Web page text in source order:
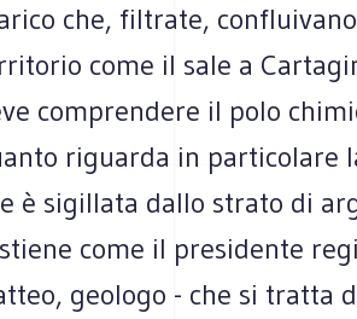
che, filtrate,
come il sale a
comprendere il polo
riguarda in particolare
è sigillata dallo strato di
come il presidente
geologo - che si tratta